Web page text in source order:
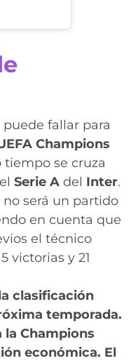
fallar para
Champions
se cruza
Serie A del Inter.
no será un partido
en cuenta que
el técnico
victorias y 21
clasificación
temporada.
la Champions
económica. El